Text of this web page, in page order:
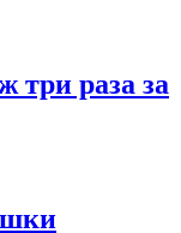
раза за